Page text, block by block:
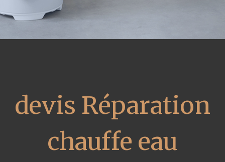
devis Réparation
chauffe eau